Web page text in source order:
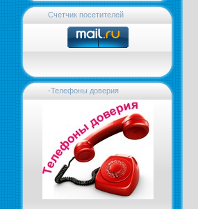
Счетчик посетителей
-Телефоны доверия